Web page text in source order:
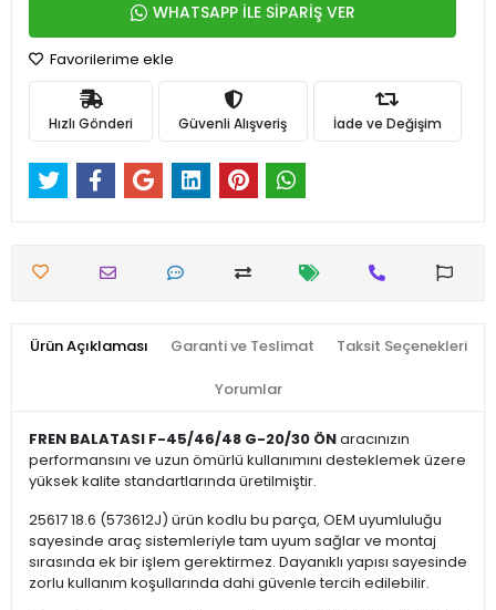
WHATSAPP İLE SİPARİŞ VER
Favorilerime ekle
Hızlı Gönderi Güvenli Alışveriş İade ve Değişim
Ürün Açıklaması Garanti ve Teslimat Taksit Seçenekleri
Yorumlar
FREN BALATASI F-45/46/48 G-20/30 ÖNaracınızın
performansını ve uzun ömürlü kullanımını desteklemek üzere
yüksek kalite standartlarında üretilmiştir.
25617 18.6 (573612J) ürün kodlu bu parça, OEM uyumluluğu
sayesinde araç sistemleriyle tam uyum sağlar ve montaj
sırasında ek bir işlem gerektirmez. Dayanıklı yapısı sayesinde
zorlu kullanım koşullarında dahi güvenle tercih edilebilir.